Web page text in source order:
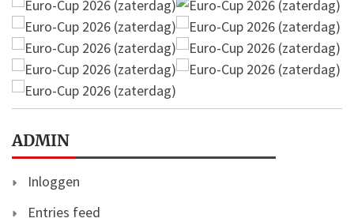
ADMIN
Inloggen
Entries feed